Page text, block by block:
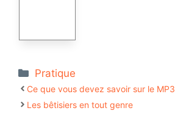
Catégories
Pratique
Ce que vous devez savoir sur le MP3
Les bêtisiers en tout genre